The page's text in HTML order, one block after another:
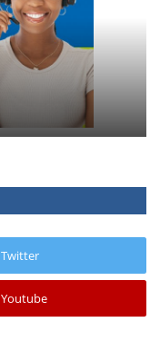
Twitter
Youtube